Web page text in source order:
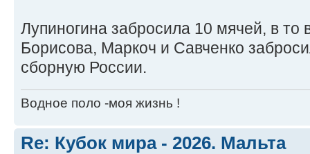
Лупиногина забросила 10 мячей, в то
Борисова, Маркоч и Савченко
сборную России.
Водное поло -моя жизнь !
Re: Кубок мира - 2026. Мальта